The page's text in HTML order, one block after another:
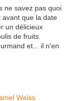
ne savez pas quoi
que la date
un délicieux
de fruits.
et... il n'en